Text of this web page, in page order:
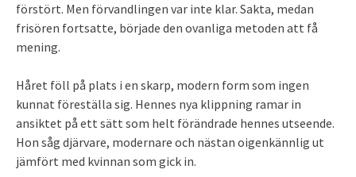
förstört. Men förvandlingen var inte klar. Sakta, medan
frisören fortsatte, började den ovanliga metoden att få
mening.
Håret föll på plats i en skarp, modern form som ingen
kunnat föreställa sig. Hennes nya klippning ramar in
ansiktet på ett sätt som helt förändrade hennes utseende.
Hon såg djärvare, modernare och nästan oigenkännlig ut
jämfört med kvinnan som gick in.